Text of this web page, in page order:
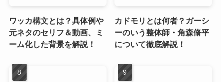
ワッカ構文とは？具体例や
元ネタのセリフ＆動画、ミ
ーム化した背景を解説！
カドモリとは何者？ガーシ
ーのいう整体師・角森脩平
について徹底解説！